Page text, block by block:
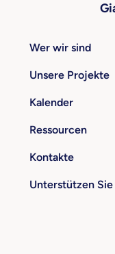
Wer wir sind
Unsere Projekte
Kalender
Ressourcen
Kontakte
Unterstützen Sie